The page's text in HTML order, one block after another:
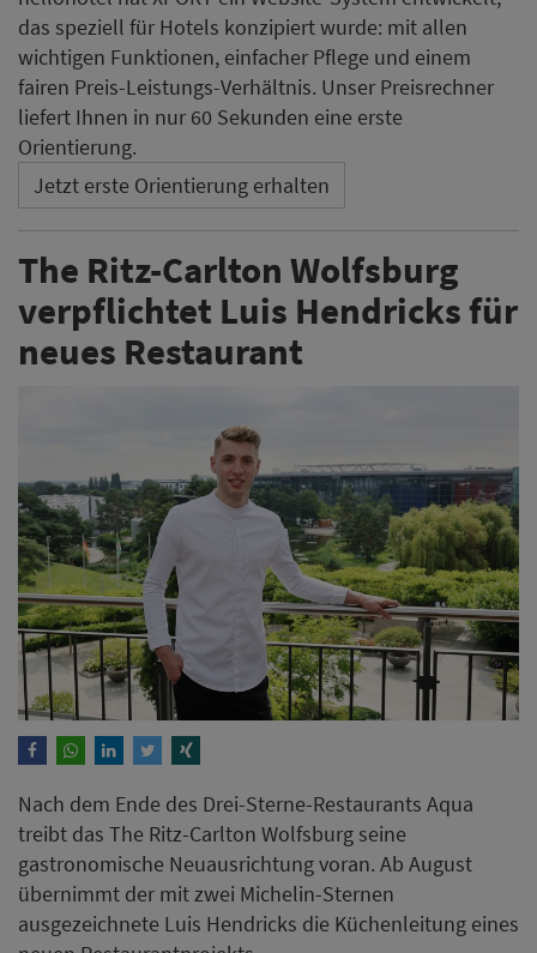
Nach dem Ende des Drei-Sterne-Restaurants Aqua
treibt das The Ritz-Carlton Wolfsburg seine
gastronomische Neuausrichtung voran. Ab August
übernimmt der mit zwei Michelin-Sternen
ausgezeichnete Luis Hendricks die Küchenleitung eines
neuen Restaurantprojekts.
Weiterlesen
Ritter von Kempski erweitert
Führungsteam mit Bryan
Johnston